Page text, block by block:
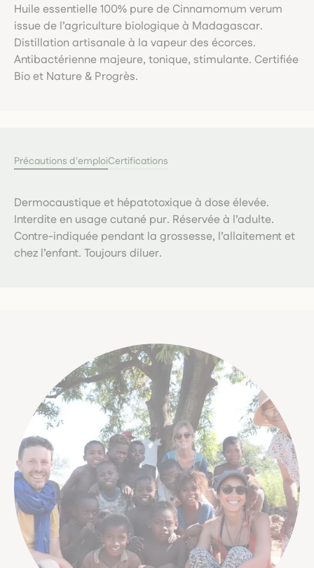
Huile essentielle 100% pure de Cinnamomum verum
issue de l’agriculture biologique à Madagascar.
Distillation artisanale à la vapeur des écorces.
Antibactérienne majeure, tonique, stimulante. Certifiée
Bio et Nature & Progrès.
Précautions d'emploiCertifications
Dermocaustique et hépatotoxique à dose élevée.
Interdite en usage cutané pur. Réservée à l’adulte.
Contre-indiquée pendant la grossesse, l’allaitement et
chez l’enfant. Toujours diluer.